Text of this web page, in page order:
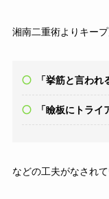
湘南二重術よりキー
「挙筋と言われ
「瞼板にトライ
などの工夫がなされ